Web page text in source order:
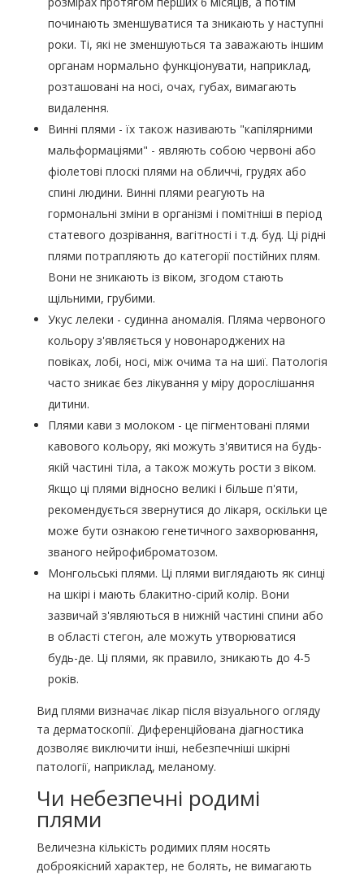
починають зменшуватися та зникають у наступні
роки. Ті, які не зменшуються та заважають іншим
органам нормально функціонувати, наприклад,
розташовані на носі, очах, губах, вимагають
видалення.
Винні плями - їх також називають "капілярними
мальформаціями" - являють собою червоні або
фіолетові плоскі плями на обличчі, грудях або
спині людини. Винні плями реагують на
гормональні зміни в організмі і помітніші в період
статевого дозрівання, вагітності і т.д. буд. Ці рідні
плями потрапляють до категорії постійних плям.
Вони не зникають із віком, згодом стають
щільними, грубими.
Укус лелеки - судинна аномалія. Пляма червоного
кольору з'являється у новонароджених на
повіках, лобі, носі, між очима та на шиї. Патологія
часто зникає без лікування у міру дорослішання
дитини.
Плями кави з молоком - це пігментовані плями
кавового кольору, які можуть з'явитися на будь-
якій частині тіла, а також можуть рости з віком.
Якщо ці плями відносно великі і більше п'яти,
рекомендується звернутися до лікаря, оскільки це
може бути ознакою генетичного захворювання,
званого нейрофиброматозом.
Монгольські плями. Ці плями виглядають як синці
на шкірі і мають блакитно-сірий колір. Вони
зазвичай з'являються в нижній частині спини або
в області стегон, але можуть утворюватися
будь-де. Ці плями, як правило, зникають до 4-5
років.
Вид плями визначає лікар після візуального огляду
та дерматоскопії. Диференційована діагностика
дозволяє виключити інші, небезпечніші шкірні
патології, наприклад, меланому.
Чи небезпечні родимі
плями
Величезна кількість родимих ​​плям носять
доброякісний характер, не болять, не вимагають